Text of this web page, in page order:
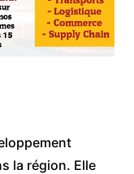
la région. Elle